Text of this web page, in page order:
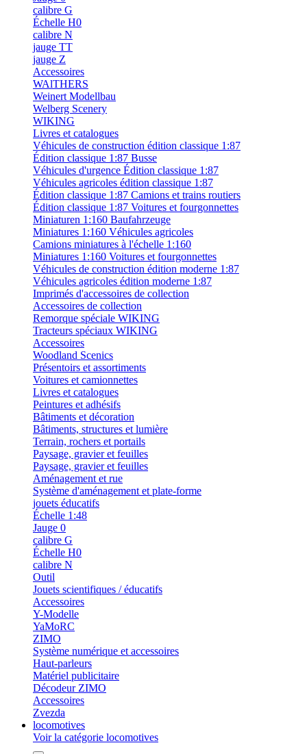
calibre G
Échelle H0
calibre N
jauge TT
jauge Z
Accessoires
WAlTHERS
Weinert Modellbau
Welberg Scenery
WIKING
Livres et catalogues
Véhicules de construction édition classique 1:87
Édition classique 1:87 Busse
Véhicules d'urgence Édition classique 1:87
Véhicules agricoles édition classique 1:87
Édition classique 1:87 Camions et trains routiers
Édition classique 1:87 Voitures et fourgonnettes
Miniaturen 1:160 Baufahrzeuge
Miniatures 1:160 Véhicules agricoles
Camions miniatures à l'échelle 1:160
Miniatures 1:160 Voitures et fourgonnettes
Véhicules de construction édition moderne 1:87
Véhicules agricoles édition moderne 1:87
Imprimés d'accessoires de collection
Accessoires de collection
Remorque spéciale WIKING
Tracteurs spéciaux WIKING
Accessoires
Woodland Scenics
Présentoirs et assortiments
Voitures et camionnettes
Livres et catalogues
Peintures et adhésifs
Bâtiments et décoration
Bâtiments, structures et lumière
Terrain, rochers et portails
Paysage, gravier et feuilles
Paysage, gravier et feuilles
Aménagement et rue
Système d'aménagement et plate-forme
jouets éducatifs
Échelle 1:48
Jauge 0
calibre G
Échelle H0
calibre N
Outil
Jouets scientifiques / éducatifs
Accessoires
Y-Modelle
YaMoRC
ZIMO
Système numérique et accessoires
Haut-parleurs
Matériel publicitaire
Décodeur ZIMO
Accessoires
Zvezda
locomotives
Voir la catégorie locomotives